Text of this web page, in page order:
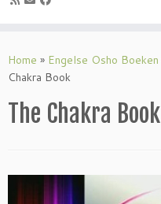
naar
inhoud
Home » Engelse Osho Boeken
Chakra Book
The Chakra Book